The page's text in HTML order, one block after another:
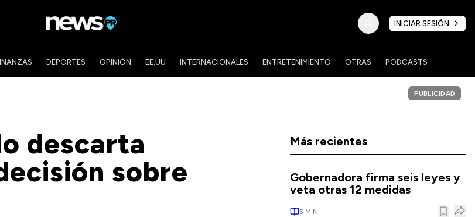
INICIAR SESIÓN
DEPORTES OPINIÓN EE.UU INTERNACIONALES ENTRETENIMIENTO OTRAS PODCASTS
descarta
sobre
PUBLICIDAD
Más recientes
Gobernadora firma seis leyes y
veta otras 12 medidas
5 MIN